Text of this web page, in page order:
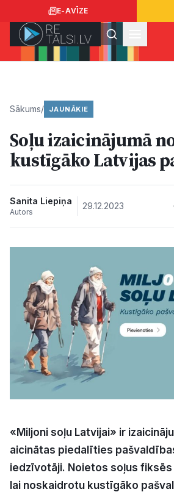
E-AVĪZE
Ziņas
Kultūra
Bizness
Sludinājumi
Sākums/ JAUNĀKIE
Soļu izaicinājumā
kustīgāko Latvijas
Sanita Liepiņa
Autors
29.12.2023
«Miljoni soļu Latvijai» ir
aicinātas piedalīties
iedzīvotāji. Noietos soļus fiksēs
lai noskaidrotu kustīgāko